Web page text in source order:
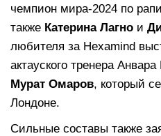
чемпион мира-2024 по
также Катерина Лагно и
любителя за Hexamind
актауского тренера
Мурат Омаров, который
Лондоне.
Сильные составы также